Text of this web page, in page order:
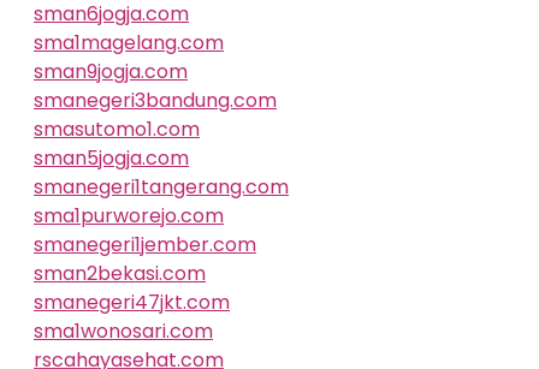
sman6jogja.com
sma1magelang.com
sman9jogja.com
smanegeri3bandung.com
smasutomo1.com
sman5jogja.com
smanegeri1tangerang.com
sma1purworejo.com
smanegeri1jember.com
sman2bekasi.com
smanegeri47jkt.com
sma1wonosari.com
rscahayasehat.com